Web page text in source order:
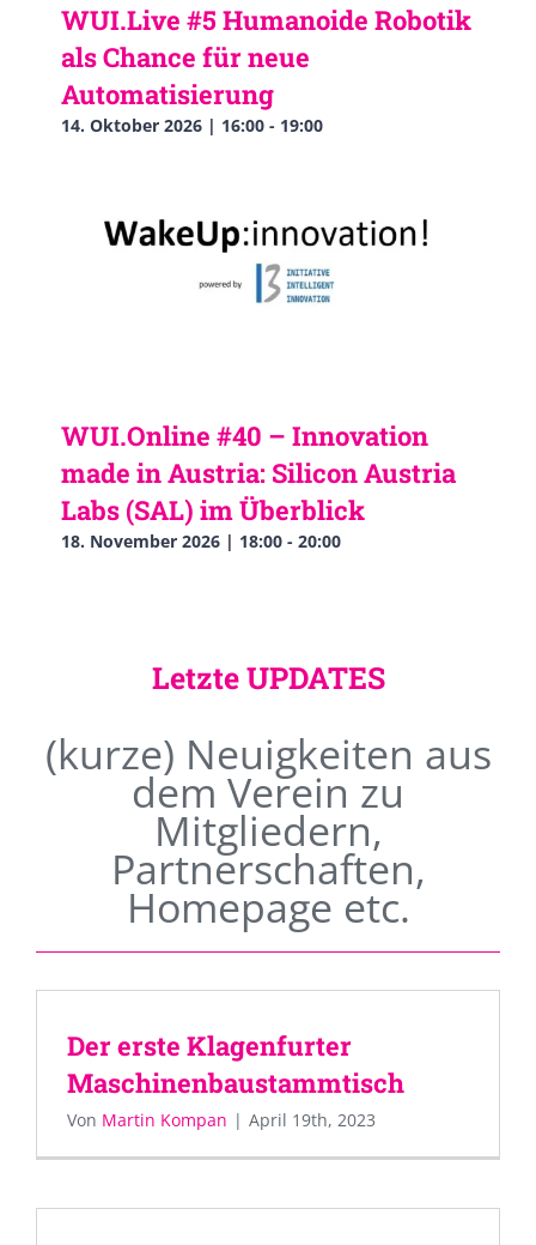
WUI.Live #5 Humanoide Robotik
als Chance für neue
Automatisierung
14. Oktober 2026 | 16:00 - 19:00
WUI.Online #40 – Innovation
made in Austria: Silicon Austria
Labs (SAL) im Überblick
18. November 2026 | 18:00 - 20:00
Letzte UPDATES
(kurze) Neuigkeiten aus
dem Verein zu
Mitgliedern,
Partnerschaften,
Homepage etc.
Der erste Klagenfurter
Maschinenbaustammtisch
Von Martin Kompan | April 19th, 2023